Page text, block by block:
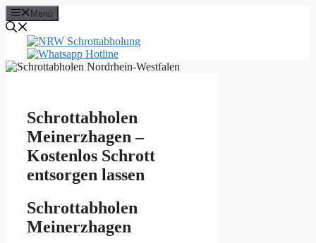
Zum
Inhalt
springen
Menü
Schrottabholen
Meinerzhagen –
Kostenlos Schrott
entsorgen lassen
Schrottabholen
Meinerzhagen